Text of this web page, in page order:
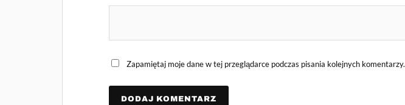
Zapamiętaj moje dane w tej przeglądarce podczas pisania kolejnych komentarzy.